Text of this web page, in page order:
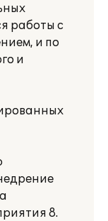
работы с
и по
и
8.